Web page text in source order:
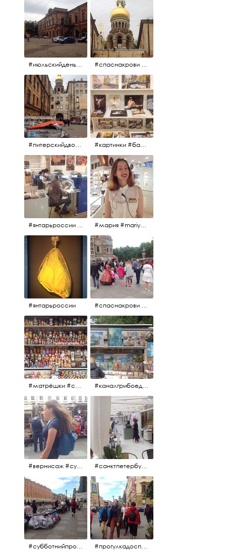
#июльскийдень2017 #15july2017 #спаснакрови #июльскийдень2017
#питерскийдвор #спаснакрови #июльскийдень2017 #картинки #балетпитера #янтарьроссиии
#янтарьроссии #янтарь #мария #mariya #янтарьроссии
#янтарьроссии #спаснакрови #михайловскийсад
#матрёшки #сувениры #вернисаж #каналгрибоедова #санктпетербург #вернисаж #
#вернисаж #сувениры #картины #санктпетербург #летнеекафе
#субботнийпроменад #набережнаяканалагрибоедова #санктпетербург #прогулкадоспасаиобратно #санктпетербург #15july2017 #субботнийпитерскийдень #субботнийпроменад #послеобеда